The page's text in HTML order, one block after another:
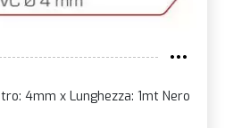
4mm x Lunghezza: 1mt Nero